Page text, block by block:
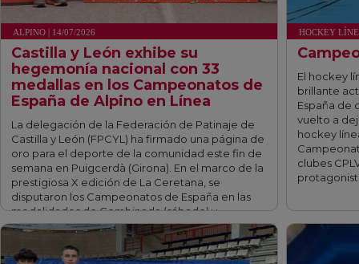
ALPINO | 14/07/2026
Castilla y León exhibe su
hegemonía nacional con 33
medallas en los Campeonatos de
España de Alpino en Línea
La delegación de la Federación de Patinaje de
Castilla y León (FPCYL) ha firmado una página de
oro para el deporte de la comunidad este fin de
semana en Puigcerdà (Girona). En el marco de la
prestigiosa X edición de La Ceretana, se
disputaron los Campeonatos de España en las
modalidades de Combinada (sábado) y …
HOCKEY
El hockey
brillante
España de
vuelto a
hockey
clubes
fff